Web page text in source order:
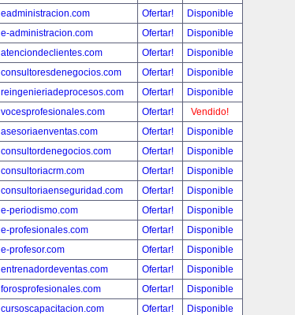
eadministracion.com
Ofertar!
Disponible
e-administracion.com
Ofertar!
Disponible
atenciondeclientes.com
Ofertar!
Disponible
consultoresdenegocios.com
Ofertar!
Disponible
reingenieriadeprocesos.com
Ofertar!
Disponible
vocesprofesionales.com
Ofertar!
Vendido!
asesoriaenventas.com
Ofertar!
Disponible
consultordenegocios.com
Ofertar!
Disponible
consultoriacrm.com
Ofertar!
Disponible
consultoriaenseguridad.com
Ofertar!
Disponible
e-periodismo.com
Ofertar!
Disponible
e-profesionales.com
Ofertar!
Disponible
e-profesor.com
Ofertar!
Disponible
entrenadordeventas.com
Ofertar!
Disponible
forosprofesionales.com
Ofertar!
Disponible
cursoscapacitacion.com
Ofertar!
Disponible